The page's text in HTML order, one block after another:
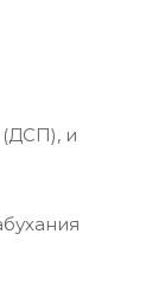
(ДСП), и